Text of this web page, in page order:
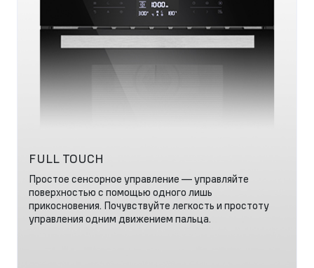
FULL TOUCH
Простое сенсорное управление — управляйте
поверхностью с помощью одного лишь
прикосновения. Почувствуйте легкость и простоту
управления одним движением пальца.